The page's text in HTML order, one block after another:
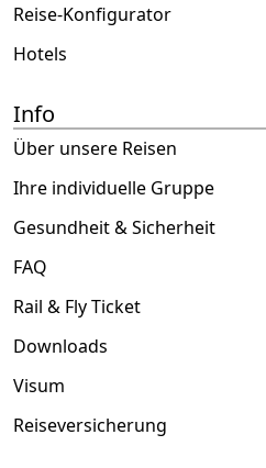
Reise-Konfigurator
Hotels
Info
Über unsere Reisen
Ihre individuelle Gruppe
Gesundheit & Sicherheit
FAQ
Rail & Fly Ticket
Downloads
Visum
Reiseversicherung